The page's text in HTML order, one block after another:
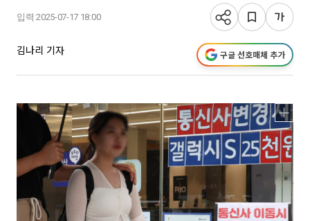
입력 2025-07-17 18:00
김나리 기자 구글 선호매체 추가